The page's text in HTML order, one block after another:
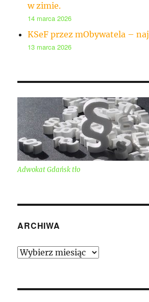
w zimie.
14 marca 2026
KSeF przez mObywatela –
13 marca 2026
Adwokat Gdańsk tło
ARCHIWA
Archiwa